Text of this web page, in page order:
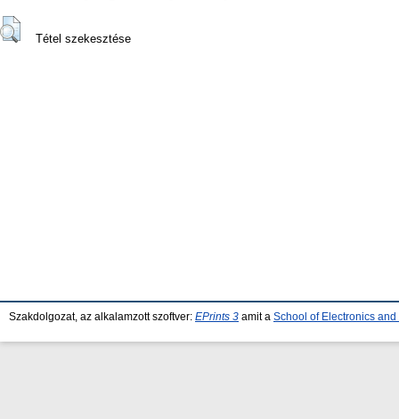
Tétel szekesztése
Szakdolgozat, az alkalamzott szoftver: EPrints 3 amit a School of Electronics